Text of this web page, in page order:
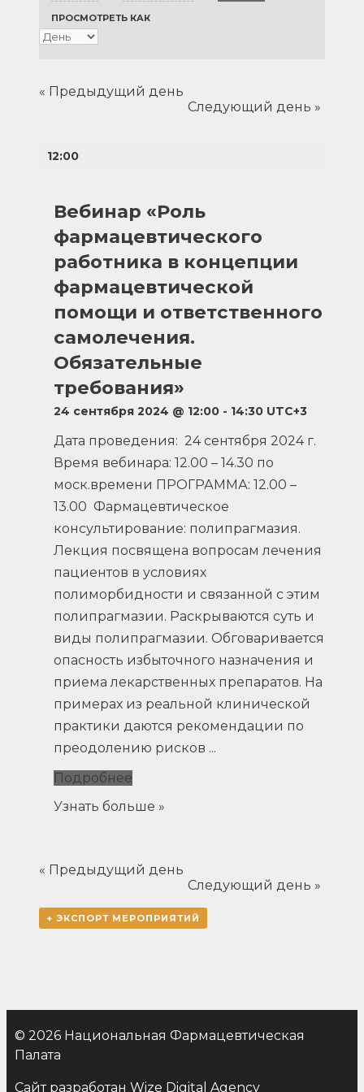
просмотр
навигации
навигации
ПРОСМОТРЕТЬ КАК
« Предыдущий день
Следующий день »
12:00
Вебинар «Роль
фармацевтического
работника в концепции
фармацевтической
помощи и ответственного
самолечения.
Обязательные
требования»
24 сентября 2024 @ 12:00- 14:30 UTC+3
Дата проведения: 24 сентября 2024 г.
Время вебинара: 12.00 – 14.30 по
моск.времени ПРОГРАММА: 12.00 –
13.00 Фармацевтическое
консультирование: полипрагмазия.
Лекция посвящена вопросам лечения
пациентов в условиях
полиморбидности и связанной с этим
полипрагмазии. Раскрываются суть и
виды полипрагмазии. Обговаривается
опасность избыточного назначения и
приема лекарственных препаратов. На
примерах из реальной клинической
практики даются рекомендации по
преодолению рисков ...
Подробнее
«Роль
в
концепции
фармацевтической
помощи
требования»
Узнать больше »
« Предыдущий день
Следующий день »
+ ЭКСПОРТ МЕРОПРИЯТИЙ
© 2026 Национальная Фармацевтическая
Палата
Сайт разработан Wize Digital Agency